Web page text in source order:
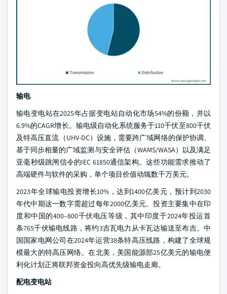
输电
输电变电站在2025年占据变电站自动化市场54%的份额，并以
6.9%的CAGR增长。输电级自动化系统服务于110千伏至800千伏
及特高压直流（UHV-DC）设施，需要跨广域网络的保护协调、
基于同步相量的广域监测与安全评估（WAMS/WASA）以及满足
亚毫秒级跳闸信令的IEC 61850通信架构。这些功能需求推动了
高端硬件与软件的采购，单个项目价值动辄数千万美元。
2023年全球输电投资增长10%，达到1400亿美元，预计到2030
年代中期这一数字需超过每年2000亿美元。投资主要集中在印
度和中国的400–800千伏电压等级，其中印度于2024年投运首
条765千伏输电线路，将约3吉瓦电力从卡瓦达输送至布吉。中
国国家电网公司在2024年运营38条特高压线路，构建了全球规
模最大的特高压网络。在北美，美国能源部25亿美元的输电便
利化计划正将联邦资金投向高优先级输电走廊。
配电变电站